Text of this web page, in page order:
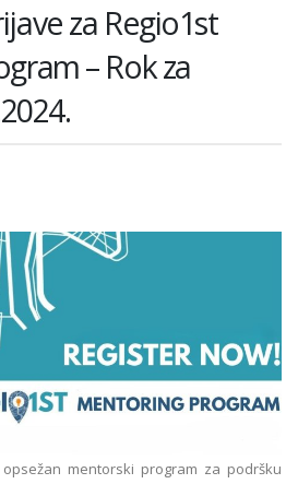
za Regio1st
– Rok za
mentorski program za podršku